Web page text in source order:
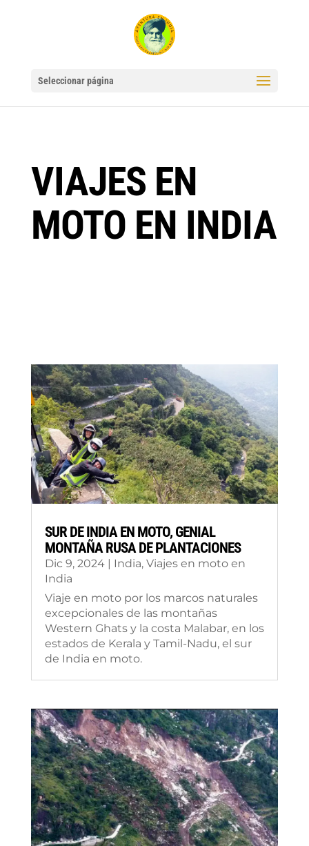
Seleccionar página
VIAJES EN
MOTO EN INDIA
SUR DE INDIA EN MOTO, GENIAL
MONTAÑA RUSA DE PLANTACIONES
Dic 9, 2024| India, Viajes en moto en
India
Viaje en moto por los marcos naturales
excepcionales de las montañas
Western Ghats y la costa Malabar, en los
estados de Kerala y Tamil-Nadu, el sur
de India en moto.